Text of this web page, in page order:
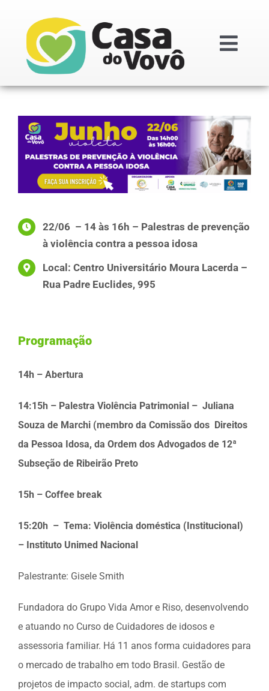
conteúdo
Doações
Projetos
Regimentos
22/06 – 14 às 16h – Palestras de prevenção
à violência contra a pessoa idosa
Local: Centro Universitário Moura Lacerda –
Rua Padre Euclides, 995
Programação
14h – Abertura
14:15h – Palestra Violência Patrimonial – Juliana
Souza de Marchi (membro da Comissão dos Direitos
da Pessoa Idosa, da Ordem dos Advogados de 12ª
Subseção de Ribeirão Preto
15h – Coffee break
15:20h – Tema: Violência doméstica (Institucional)
– Instituto Unimed Nacional
Palestrante: Gisele Smith
Fundadora do Grupo Vida Amor e Riso, desenvolvendo
e atuando no Curso de Cuidadores de idosos e
assessoria familiar. Há 11 anos forma cuidadores para
o mercado de trabalho em todo Brasil. Gestão de
projetos de impacto social, adm. de startups com